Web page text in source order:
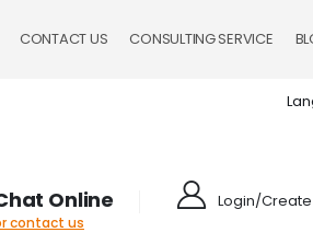
CONTACT US CONSULTING SERVICE
Online
contact us
Login/